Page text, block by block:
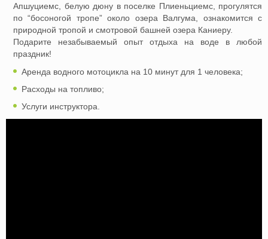
Апшуциемс, белую дюну в поселке Плиеньциемс, прогулятся
по “босоногой тропе” около озера Валгума, ознакомится с
природной тропой и смотровой башней озера Каниеру.
Подарите незабываемый опыт отдыха на воде в любой
праздник!
Аренда водного мотоцикла на 10 минут для 1 человека;
Расходы на топливо;
Услуги инструктора.